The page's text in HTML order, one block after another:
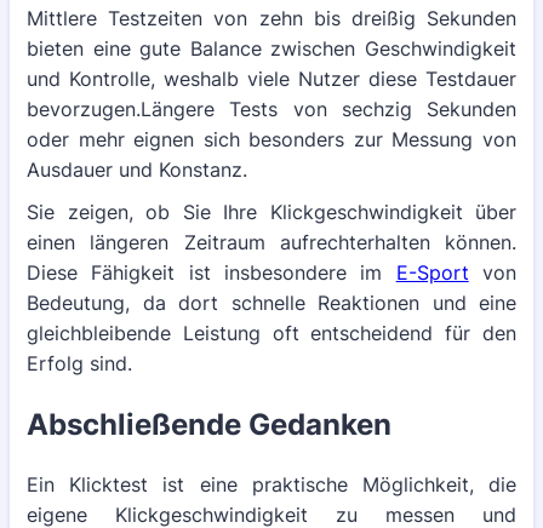
Mittlere Testzeiten von zehn bis dreißig Sekunden
bieten eine gute Balance zwischen Geschwindigkeit
und Kontrolle, weshalb viele Nutzer diese Testdauer
bevorzugen.Längere Tests von sechzig Sekunden
oder mehr eignen sich besonders zur Messung von
Ausdauer und Konstanz.
Sie zeigen, ob Sie Ihre Klickgeschwindigkeit über
einen längeren Zeitraum aufrechterhalten können.
Diese Fähigkeit ist insbesondere im E-Sport von
Bedeutung, da dort schnelle Reaktionen und eine
gleichbleibende Leistung oft entscheidend für den
Erfolg sind.
Abschließende Gedanken
Ein Klicktest ist eine praktische Möglichkeit, die
eigene Klickgeschwindigkeit zu messen und